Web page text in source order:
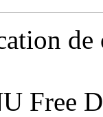
de
Free